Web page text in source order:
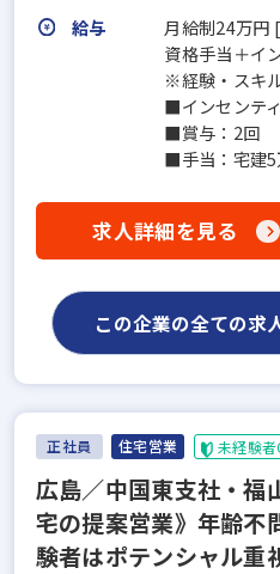
給与
月給制24万円
資格手当＋イ
※経験・スキ
■インセンテ
■賞与：2回
■手当：宅建5
求人詳細を見る
この企業の全ての求
正社員 住宅営業 未経験者
広島／中国東支社・福
宅の提案営業》年齢不
験者はポテンシャル